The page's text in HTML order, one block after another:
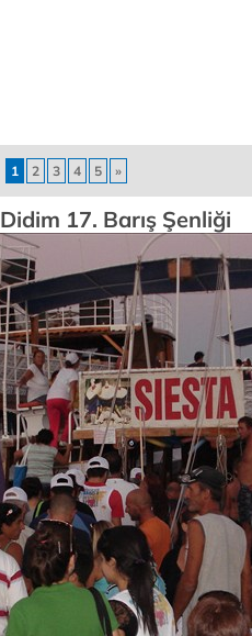
1 2 3 4 5 »
Didim 17. Barış Şenliği